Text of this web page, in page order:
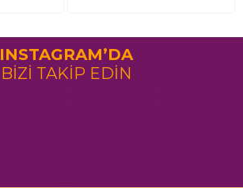
INSTAGRAM’DA
BİZİ TAKİP EDİN